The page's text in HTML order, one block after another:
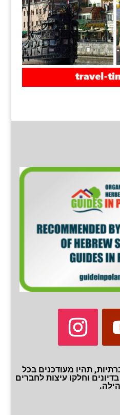
תהיו מעודכנים בכל
וחלקו עיצות לחברים